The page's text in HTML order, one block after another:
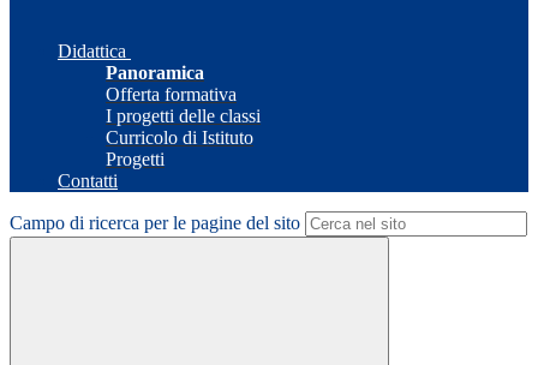
Didattica
Panoramica
Offerta formativa
I progetti delle classi
Curricolo di Istituto
Progetti
Contatti
Campo di ricerca per le pagine del sito